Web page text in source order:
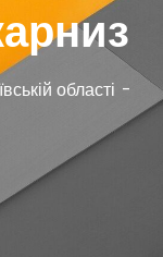
області